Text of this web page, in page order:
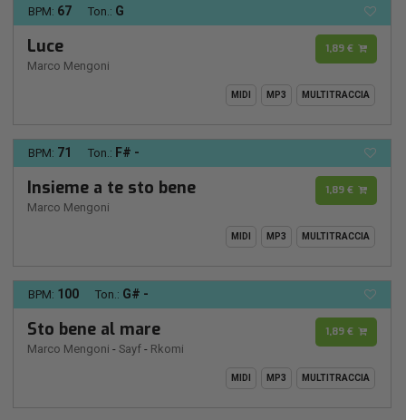
BPM: 67 Ton.: G
Luce
Marco Mengoni
1,89 €
MIDI MP3 MULTITRACCIA
BPM: 71 Ton.: F# -
Insieme a te sto bene
Marco Mengoni
1,89 €
MIDI MP3 MULTITRACCIA
BPM: 100 Ton.: G# -
Sto bene al mare
Marco Mengoni - Sayf - Rkomi
1,89 €
MIDI MP3 MULTITRACCIA